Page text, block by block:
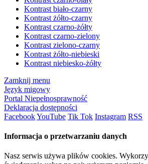
Kontrast biało-czarny
Kontrast żółto-czarny
Kontrast czarno-żółty
Kontrast czarno-zielony
Kontrast zielono-czarny
Kontrast żółto-niebieski
Kontrast niebiesko-żółty
Zamknij menu
Język migowy
Portal Niepełnosprawność
Deklaracja dostępności
FacebookYouTube Tik Tok Instagram RSS
Informacja o przetwarzaniu danych
Nasz serwis używa plików cookies.